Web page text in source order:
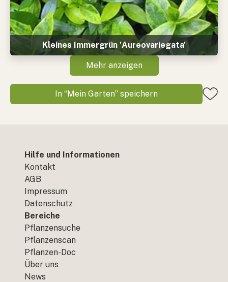
Kleines Immergrün 'Aureovariegata'
Mehr anzeigen
In “Mein Garten” speichern
Hilfe und Informationen
Kontakt
AGB
Impressum
Datenschutz
Bereiche
Pflanzensuche
Pflanzenscan
Pflanzen-Doc
Über uns
News